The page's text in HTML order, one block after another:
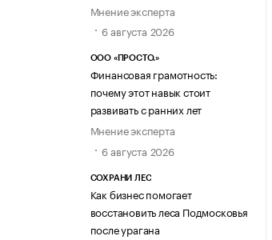
Мнение эксперта
6 августа 2026
ООО «ПРОСТО.»
Финансовая грамотность:
почему этот навык стоит
развивать с ранних лет
Мнение эксперта
6 августа 2026
СОХРАНИ ЛЕС
Как бизнес помогает
восстановить леса Подмосковья
после урагана